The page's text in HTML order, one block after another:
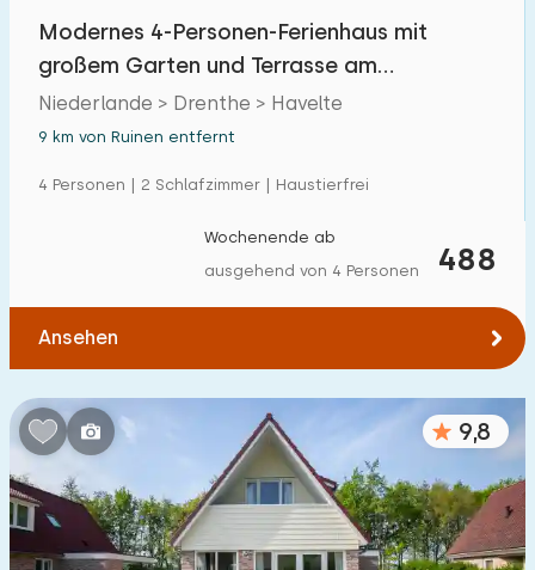
Modernes 4-Personen-Ferienhaus mit
großem Garten und Terrasse am
Schwimmteich in Havelte
Niederlande > Drenthe > Havelte
9 km von Ruinen entfernt
4 Personen | 2 Schlafzimmer | Haustierfrei
488
Wochenende ab
ausgehend von 4 Personen
Ansehen
9,8